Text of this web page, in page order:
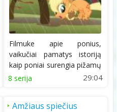
Filmuke apie ponius,
vaikučiai pamatys istoriją
kaip poniai surengia pižamų
vakarėlį....
8 serija 29:04
Amžiaus spiečius